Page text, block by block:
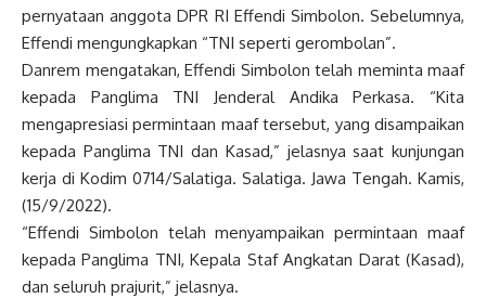
pernyataan anggota DPR RI Effendi Simbolon. Sebelumnya,
Effendi mengungkapkan “TNI seperti gerombolan”.
Danrem mengatakan, Effendi Simbolon telah meminta maaf
kepada Panglima TNI Jenderal Andika Perkasa. “Kita
mengapresiasi permintaan maaf tersebut, yang disampaikan
kepada Panglima TNI dan Kasad,” jelasnya saat kunjungan
kerja di Kodim 0714/Salatiga. Salatiga. Jawa Tengah. Kamis,
(15/9/2022).
“Effendi Simbolon telah menyampaikan permintaan maaf
kepada Panglima TNI, Kepala Staf Angkatan Darat (Kasad),
dan seluruh prajurit,” jelasnya.